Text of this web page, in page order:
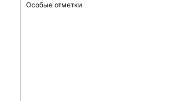
Особые отметки